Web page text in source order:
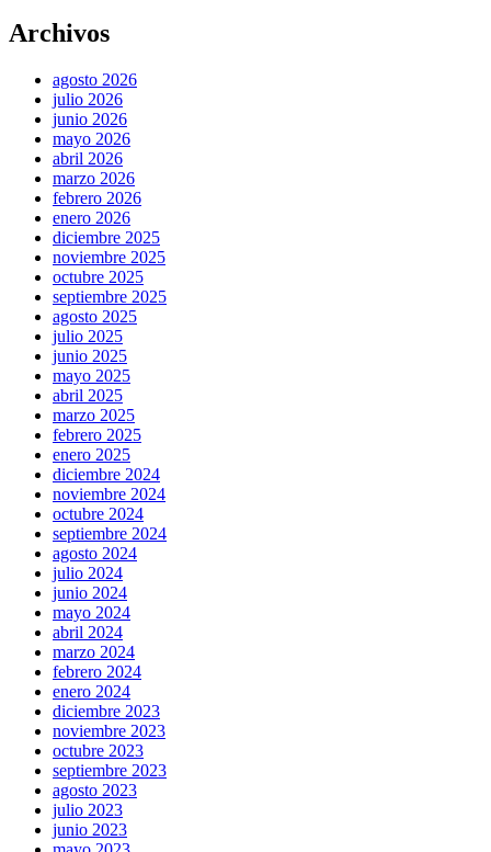
Archivos
agosto 2026
julio 2026
junio 2026
mayo 2026
abril 2026
marzo 2026
febrero 2026
enero 2026
diciembre 2025
noviembre 2025
octubre 2025
septiembre 2025
agosto 2025
julio 2025
junio 2025
mayo 2025
abril 2025
marzo 2025
febrero 2025
enero 2025
diciembre 2024
noviembre 2024
octubre 2024
septiembre 2024
agosto 2024
julio 2024
junio 2024
mayo 2024
abril 2024
marzo 2024
febrero 2024
enero 2024
diciembre 2023
noviembre 2023
octubre 2023
septiembre 2023
agosto 2023
julio 2023
junio 2023